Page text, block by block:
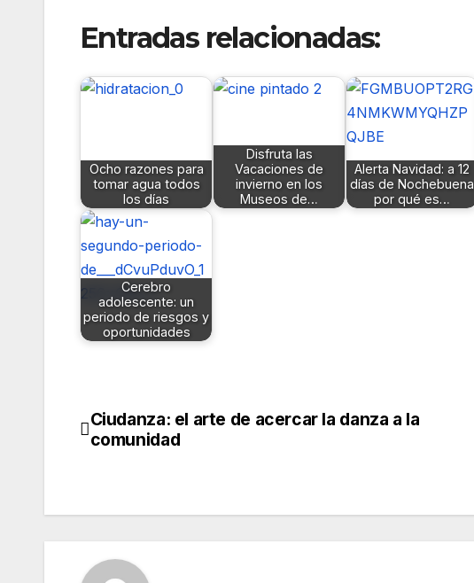
Entradas relacionadas:
Ocho razones para
tomar agua todos
los días
Disfruta las
Vacaciones de
invierno en los
Museos de…
Alerta Navidad: a 12
días de Nochebuena
por qué es…
Cerebro
adolescente: un
periodo de riesgos y
oportunidades
Navegación
Ciudanza: el arte de acercar la danza a la
comunidad